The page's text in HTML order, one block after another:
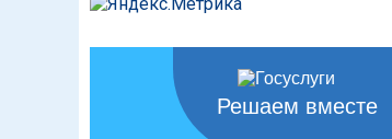
Решаем вместе